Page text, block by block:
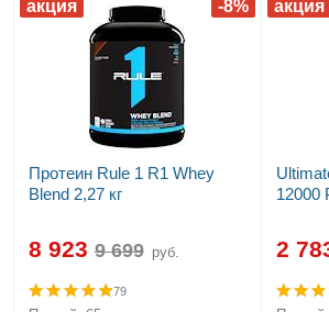
Протеин Rule 1 R1 Whey
Blend 2,27 кг
8 923 руб.
79
12000
2